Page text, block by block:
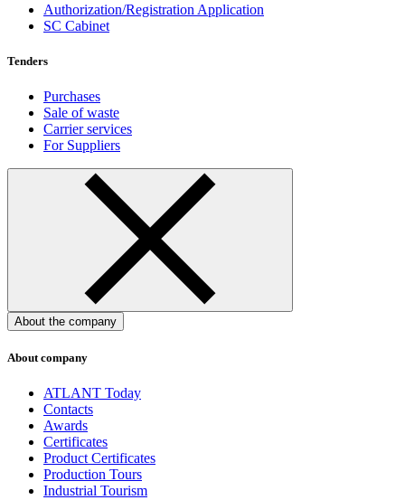
Authorization/Registration Application
SC Cabinet
Tenders
Purchases
Sale of waste
Carrier services
For Suppliers
About the company
About company
ATLANT Today
Contacts
Awards
Certificates
Product Certificates
Production Tours
Industrial Tourism